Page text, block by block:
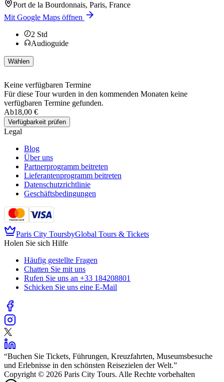
Port de la Bourdonnais, Paris, France
Mit Google Maps öffnen
2 Std
Audioguide
Wählen
Keine verfügbaren Termine
Für diese Tour wurden in den kommenden Monaten keine
verfügbaren Termine gefunden.
Ab18,00 €
Verfügbarkeit prüfen
Legal
Blog
Über uns
Partnerprogramm beitreten
Lieferantenprogramm beitreten
Datenschutzrichtlinie
Geschäftsbedingungen
Paris City ToursbyGlobal Tours & Tickets
Holen Sie sich Hilfe
Häufig gestellte Fragen
Chatten Sie mit uns
Rufen Sie uns an +33 184208801
Schicken Sie uns eine E-Mail
“Buchen Sie Tickets, Führungen, Kreuzfahrten, Museumsbesuche
und Erlebnisse in den schönsten Reisezielen der Welt.”
Copyright © 2026 Paris City Tours. Alle Rechte vorbehalten